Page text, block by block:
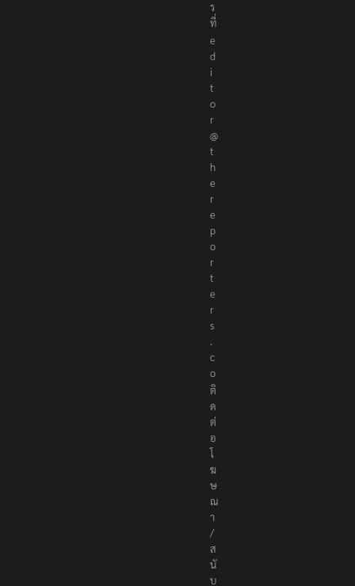
ร
ที่
e
d
i
t
o
r
@
t
h
e
r
e
p
o
r
t
e
r
s
.
c
o
ติ
ด
ต่
อ
โ
ฆ
ษ
ณ
า
/
ส
นั
บ